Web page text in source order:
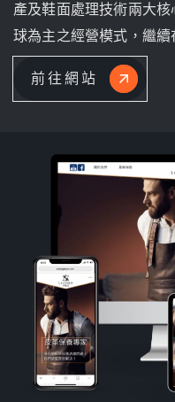
產及鞋面處理技術兩大
球為主之經營模式，繼
前往網站